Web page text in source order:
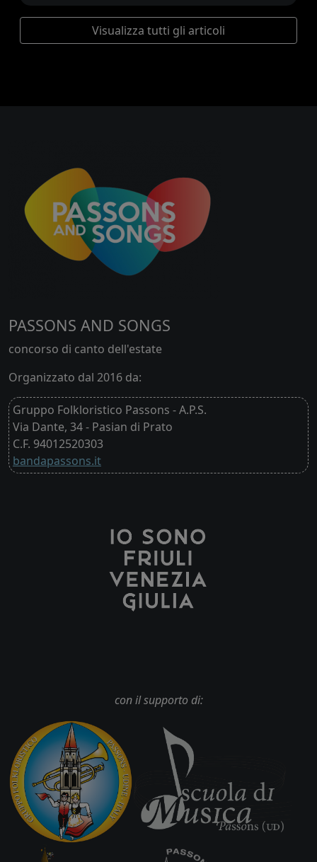
Visualizza tutti gli articoli
PASSONS AND SONGS
concorso di canto dell'estate
Organizzato dal 2016 da:
Gruppo Folkloristico Passons - A.P.S.
Via Dante, 34 - Pasian di Prato
C.F. 94012520303
bandapassons.it
con il supporto di: